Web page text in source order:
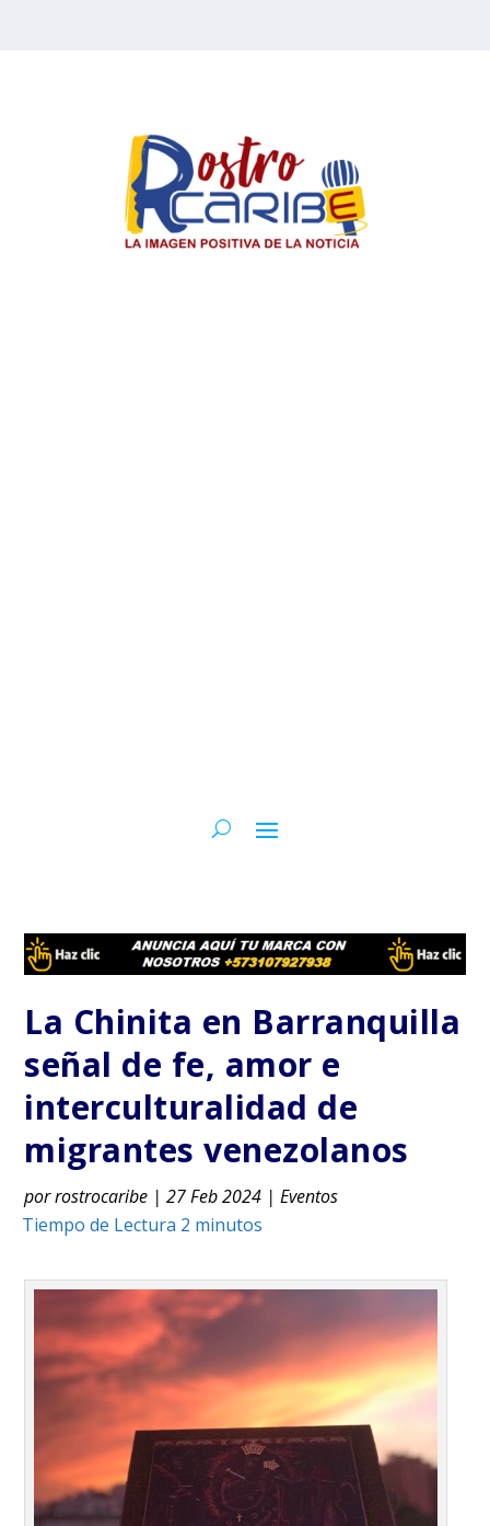
La Chinita en Barranquilla
señal de fe, amor e
interculturalidad de
migrantes venezolanos
porrostrocaribe |27 Feb 2024 |Eventos